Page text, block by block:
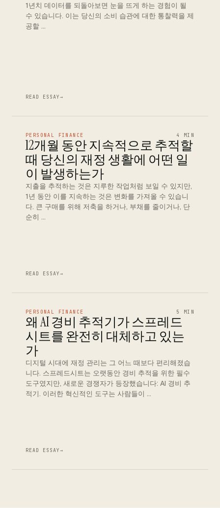
1년치 데이터를 되돌아보면 눈을 뜨게 하는 경험이 될
수 있습니다. 이는 당신의 소비 습관에 대한 통찰력을 제
공할 …
READ ESSAY→
PERSONAL FINANCE 4 MIN
12개월 동안 지속적으로 추적할
때 당신의 재정 생활에 어떤 일
이 발생하는가
지출을 추적하는 것은 지루한 작업처럼 보일 수 있지만,
1년 동안 이를 지속하는 것은 변화를 가져올 수 있습니
다. 큰 구매를 위해 저축을 하거나, 부채를 줄이거나, 단
순히 …
READ ESSAY→
PERSONAL FINANCE 5 MIN
왜 AI 경비 추적기가 스프레드
시트를 완전히 대체하고 있는
가
디지털 시대에 재정 관리는 그 어느 때보다 편리해졌습
니다. 스프레드시트는 오랫동안 경비 추적을 위한 필수
도구였지만, 새로운 경쟁자가 등장했습니다: AI 경비 추
적기. 이러한 혁신적인 도구는 사람들이 …
READ ESSAY→